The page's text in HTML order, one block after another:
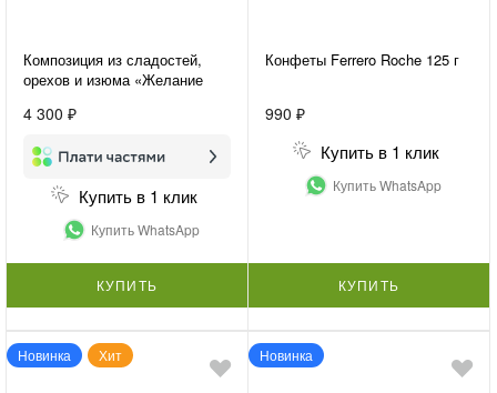
Композиция из сладостей,
орехов и изюма «Желание
4 300 ₽
Купить в 1 клик
Купить WhatsApp
КУПИТЬ
Конфеты Ferrero Roche 125 г
990 ₽
Купить в 1 клик
Купить WhatsApp
КУПИТЬ
Новинка Хит Новинка